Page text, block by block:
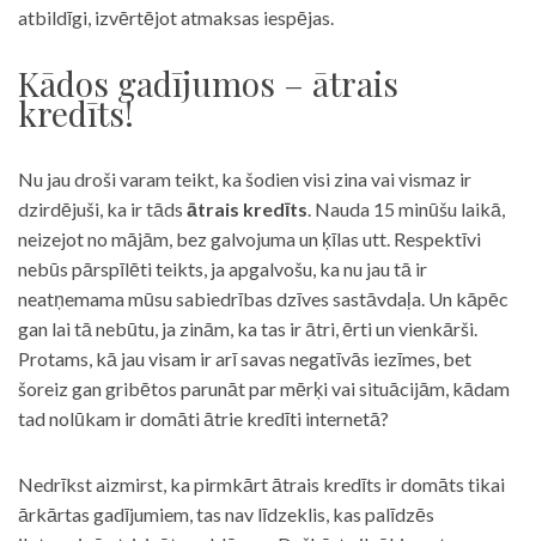
atbildīgi, izvērtējot atmaksas iespējas.
Kādos gadījumos – ātrais
kredīts!
Nu jau droši varam teikt, ka šodien visi zina vai vismaz ir
dzirdējuši, ka ir tāds ātrais kredīts. Nauda 15 minūšu laikā,
neizejot no mājām, bez galvojuma un ķīlas utt. Respektīvi
nebūs pārspīlēti teikts, ja apgalvošu, ka nu jau tā ir
neatņemama mūsu sabiedrības dzīves sastāvdaļa. Un kāpēc
gan lai tā nebūtu, ja zinām, ka tas ir ātri, ērti un vienkārši.
Protams, kā jau visam ir arī savas negatīvās iezīmes, bet
šoreiz gan gribētos parunāt par mērķi vai situācijām, kādam
tad nolūkam ir domāti ātrie kredīti internetā?
Nedrīkst aizmirst, ka pirmkārt ātrais kredīts ir domāts tikai
ārkārtas gadījumiem, tas nav līdzeklis, kas palīdzēs